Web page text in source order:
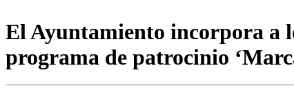
El Ayuntamiento incorpora a
programa de patrocinio